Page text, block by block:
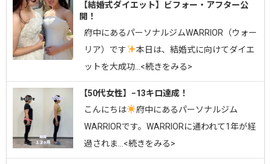
【結婚式ダイエット】ビフォー・アフター公
開！
府中にあるパーソナルジムWARRIOR（ウォー
リア）です
⁡本日は、結婚式に向けてダイエ
ットを大成功…<続きをみる>
【50代女性】−13キロ達成！
こんにちは
府中にあるパーソナルジム
WARRIORです。⁡WARRIORに通われて1年が経
過されま…<続きをみる>